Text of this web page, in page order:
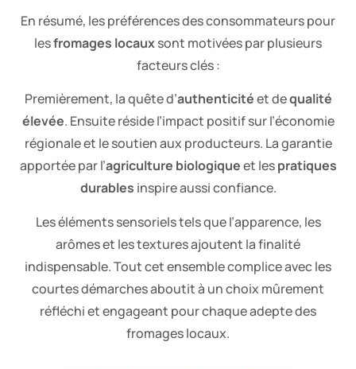
En résumé, les préférences des consommateurs pour
lesfromages locauxsont motivées par plusieurs
facteurs clés :
Premièrement, la quête d’authenticitéet dequalité
élevée. Ensuite réside l’impact positif sur l’économie
régionale et le soutien aux producteurs. La garantie
apportée par l’agriculture biologiqueet lespratiques
durables inspire aussi confiance.
Les éléments sensoriels tels que l’apparence, les
arômes et les textures ajoutent la finalité
indispensable. Tout cet ensemble complice avec les
courtes démarches aboutit à un choix mûrement
réfléchi et engageant pour chaque adepte des
fromages locaux.